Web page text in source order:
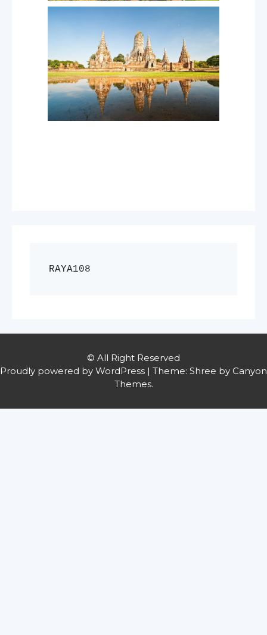
RAYA108
© All Right Reserved
Proudly powered by WordPress | Theme: Shree by Canyon
Themes.